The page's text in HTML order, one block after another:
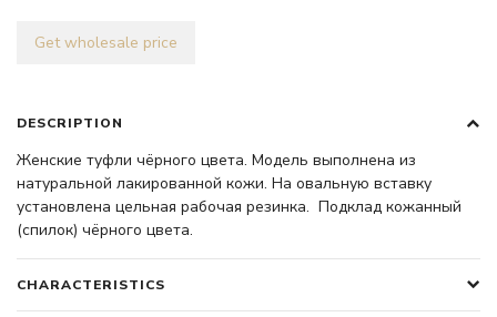
Get wholesale price
DESCRIPTION
Женские туфли чёрного цвета. Модель выполнена из
натуральной лакированной кожи. На овальную вставку
установлена цельная рабочая резинка. Подклад кожанный
(спилок) чёрного цвета.
CHARACTERISTICS